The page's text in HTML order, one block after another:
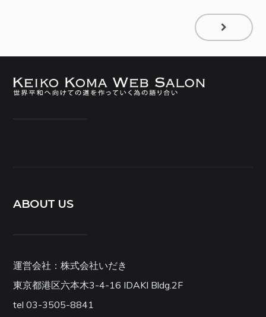
ABOUT US
運営会社：株式会社いだき
東京都港区六本木3-4-16 IDAKI Bldg.2F
tel 03-3505-8841